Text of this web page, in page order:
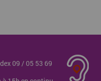
09 /05 53 69